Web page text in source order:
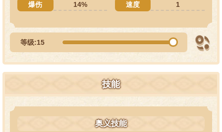
爆伤 14% 速度 1
等级:15
技能
奥义技能